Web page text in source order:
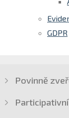
GDPR
Povinně